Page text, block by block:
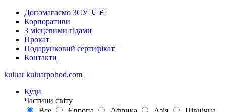
Допомагаємо ЗСУ 🇺🇦
Корпоративи
З місцевими гідами
Прокат
Подарунковий сертифікат
Контакти
kuluar kuluarpohod.com
Куди
Частини світу